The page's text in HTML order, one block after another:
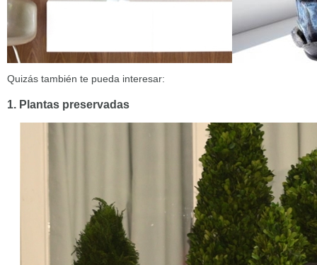
Quizás también te pueda interesar:
1. Plantas preservadas